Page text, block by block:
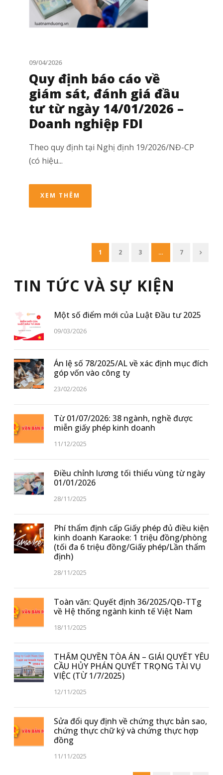
09/04/2026
Quy định báo cáo về
giám sát, đánh giá đầu
tư từ ngày 14/01/2026 –
Doanh nghiệp FDI
Theo quy định tại Nghị định 19/2026/NĐ-CP
(có hiệu...
XEM THÊM
1 2 3 … 7
TIN TỨC VÀ SỰ KIỆN
Một số điểm mới của Luật Đầu tư 2025
09/03/2026
Án lệ số 78/2025/AL về xác định mục đích
góp vốn vào công ty
23/02/2026
Từ 01/07/2026: 38 ngành, nghề được
miễn giấy phép kinh doanh
11/12/2025
Điều chỉnh lương tối thiểu vùng từ ngày
01/01/2026
28/11/2025
Phí thẩm định cấp Giấy phép đủ điều kiện
kinh doanh Karaoke: 1 triệu đồng/phòng
(tối đa 6 triệu đồng/Giấy phép/Lần thẩm
định)
28/11/2025
Toàn văn: Quyết định 36/2025/QĐ-TTg
về Hệ thống ngành kinh tế Việt Nam
18/11/2025
THẨM QUYỀN TÒA ÁN – GIẢI QUYẾT YÊU
CẦU HỦY PHÁN QUYẾT TRỌNG TÀI VỤ
VIỆC (TỪ 1/7/2025)
12/11/2025
Sửa đổi quy định về chứng thực bản sao,
chứng thực chữ ký và chứng thực hợp
đồng
11/11/2025